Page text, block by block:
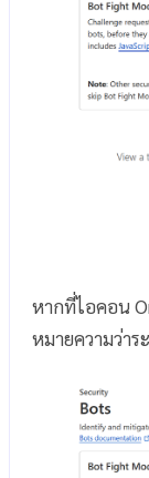
หากที่ไอคอน
หมายความว่า